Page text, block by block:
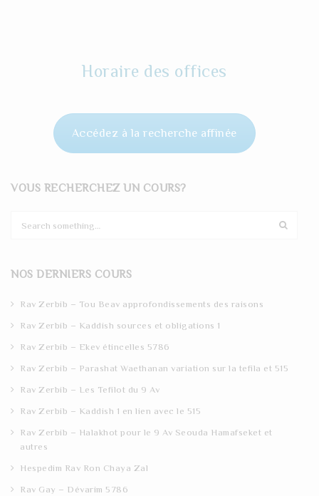
Horaire des offices
Accédez à la recherche affinée
VOUS RECHERCHEZ UN COURS?
c
NOS DERNIERS COURS
Rav Zerbib – Tou Beav approfondissements des raisons
Rav Zerbib – Kaddish sources et obligations 1
Rav Zerbib – Ekev étincelles 5786
Rav Zerbib – Parashat Waethanan variation sur la tefila et 515
Rav Zerbib – Les Tefilot du 9 Av
Rav Zerbib – Kaddish 1 en lien avec le 515
Rav Zerbib – Halakhot pour le 9 Av Seouda Hamafseket et
autres
Hespedim Rav Ron Chaya Zal
Rav Gay – Dévarim 5786